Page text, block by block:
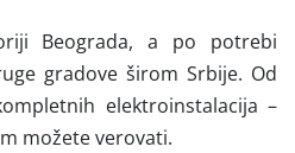
Beograda, a po potrebi
gradove širom Srbije. Od
elektroinstalacija –
možete verovati.